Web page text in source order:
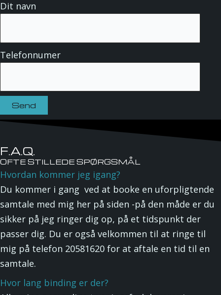
Dit navn
Telefonnumer
F.A.Q.
OFTE STILLEDE SPØRGSMÅL
Hvordan kommer jeg igang?
Du kommer i gang ved at booke en uforpligtende
samtale med mig her på siden -på den måde er du
sikker på jeg ringer dig op, på et tidspunkt der
passer dig. Du er også velkommen til at ringe til
mig på telefon 20581620 for at aftale en tid til en
samtale.
Hvor lang binding er der?